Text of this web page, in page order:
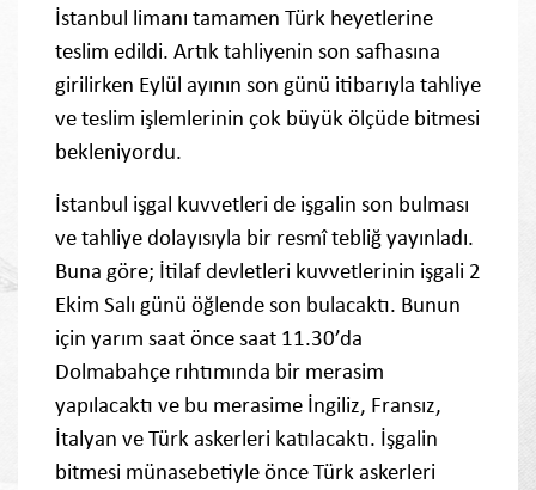
İstanbul limanı tamamen Türk heyetlerine
teslim edildi. Artık tahliyenin son safhasına
girilirken Eylül ayının son günü itibarıyla tahliye
ve teslim işlemlerinin çok büyük ölçüde bitmesi
bekleniyordu.
İstanbul işgal kuvvetleri de işgalin son bulması
ve tahliye dolayısıyla bir resmî tebliğ yayınladı.
Buna göre; İtilaf devletleri kuvvetlerinin işgali 2
Ekim Salı günü öğlende son bulacaktı. Bunun
için yarım saat önce saat 11.30’da
Dolmabahçe rıhtımında bir merasim
yapılacaktı ve bu merasime İngiliz, Fransız,
İtalyan ve Türk askerleri katılacaktı. İşgalin
bitmesi münasebetiyle önce Türk askerleri